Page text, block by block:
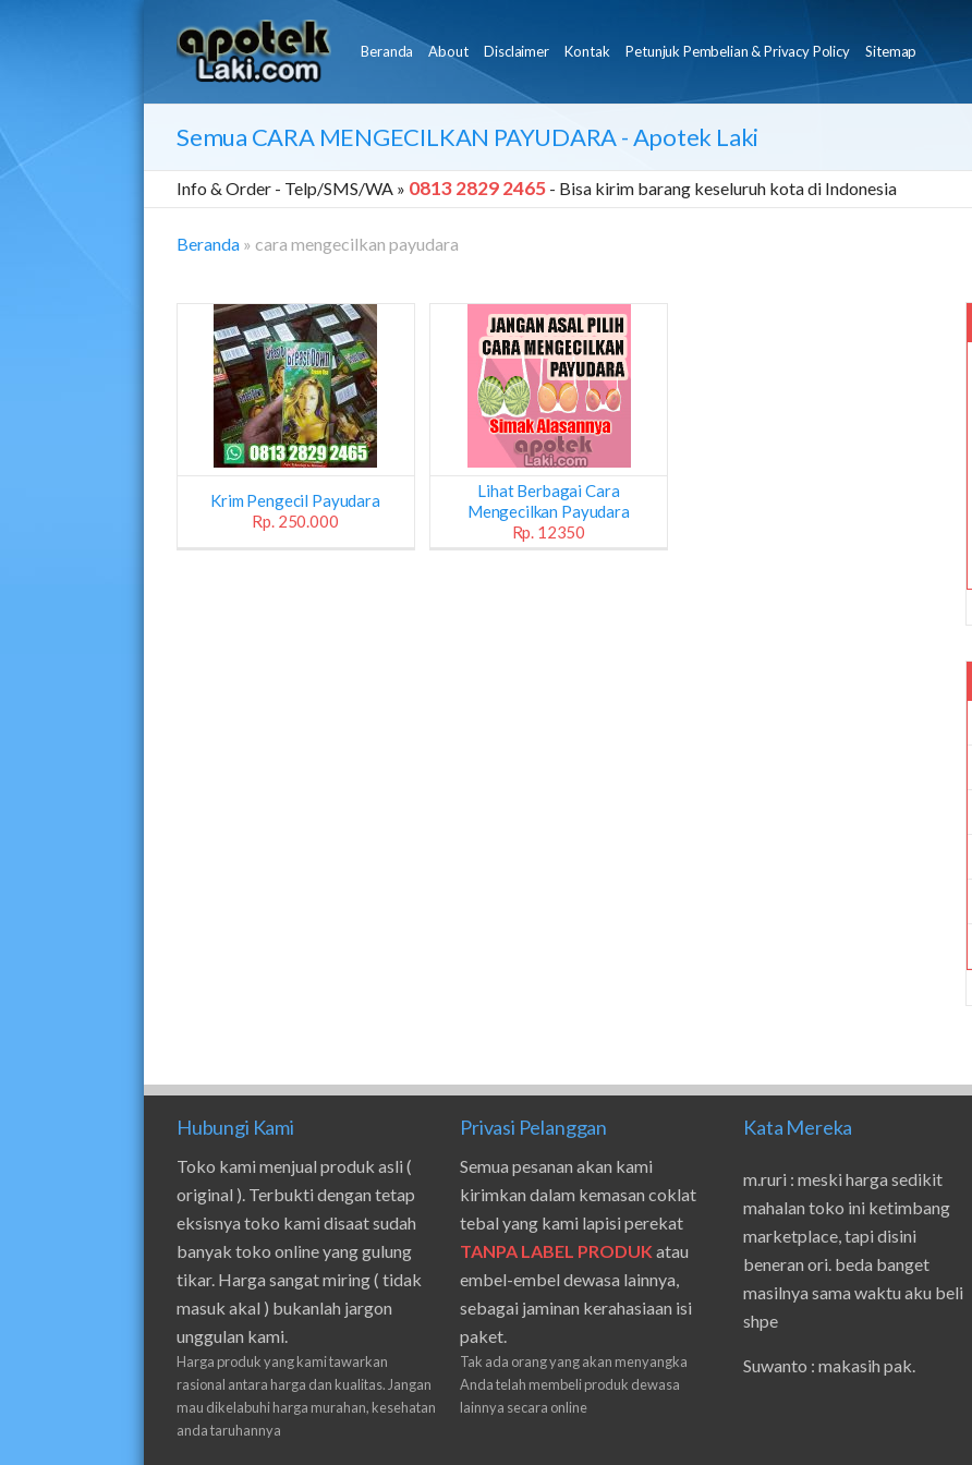
Beranda About Disclaimer Kontak Petunjuk Pembelian & Privacy Policy Sitemap
Semua CARA MENGECILKAN PAYUDARA- Apotek Laki
Info & Order - Telp/SMS/WA » 0813 2829 2465 - Bisa kirim barang keseluruh kota di Indonesia
Beranda » cara mengecilkan payudara
Cara
Mengecilkan
Payudara
Krim Pengecil Payudara
Rp. 250.000
Lihat Berbagai Cara
Mengecilkan Payudara
Rp. 12350
Hubungi Kami
Toko kami menjual produk asli (
original ). Terbukti dengan tetap
eksisnya toko kami disaat sudah
banyak toko online yang gulung
tikar. Harga sangat miring ( tidak
masuk akal ) bukanlah jargon
unggulan kami.
Harga produk yang kami tawarkan
rasional antara harga dan kualitas. Jangan
mau dikelabuhi harga murahan, kesehatan
anda taruhannya
Privasi Pelanggan
Semua pesanan akan kami
kirimkan dalam kemasan coklat
tebal yang kami lapisi perekat
TANPA LABEL PRODUKatau
embel-embel dewasa lainnya,
sebagai jaminan kerahasiaan isi
paket.
Tak ada orang yang akan menyangka
Anda telah membeli produk dewasa
lainnya secara online
Kata Mereka
m.ruri : meski harga sedikit
mahalan toko ini ketimbang
marketplace, tapi disini
beneran ori. beda banget
masilnya sama waktu aku beli
shpe
Suwanto : makasih pak.